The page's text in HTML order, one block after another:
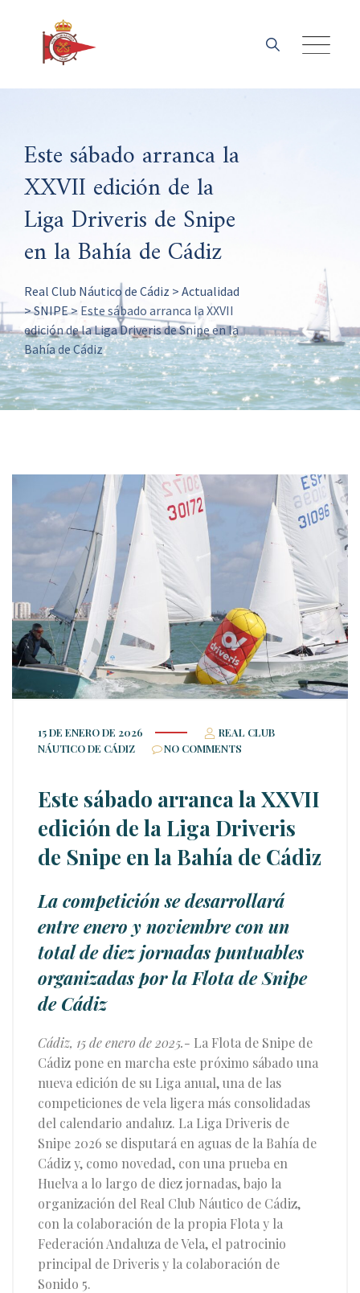
content
Este sábado arranca la
XXVII edición de la
Liga Driveris de Snipe
en la Bahía de Cádiz
Real Club Náutico de Cádiz > Actualidad
>SNIPE> Este sábado arranca la XXVII
edición de la Liga Driveris de Snipe en la
Bahía de Cádiz
15 DE ENERO DE 2026
REAL CLUB
NÁUTICO DE CÁDIZ
NO COMMENTS
Este sábado arranca la XXVII
edición de la Liga Driveris
de Snipe en la Bahía de Cádiz
La competición se desarrollará
entre enero y noviembre con un
total de diez jornadas puntuables
organizadas por la Flota de Snipe
de Cádiz
Cádiz, 15 de enero de 2025.- La Flota de Snipe de
Cádiz pone en marcha este próximo sábado una
nueva edición de su Liga anual, una de las
competiciones de vela ligera más consolidadas
del calendario andaluz. La Liga Driveris de
Snipe 2026 se disputará en aguas de la Bahía de
Cádiz y, como novedad, con una prueba en
Huelva a lo largo de diez jornadas, bajo la
organización del Real Club Náutico de Cádiz,
con la colaboración de la propia Flota y la
Federación Andaluza de Vela, el patrocinio
principal de Driveris y la colaboración de
Sonido 5.